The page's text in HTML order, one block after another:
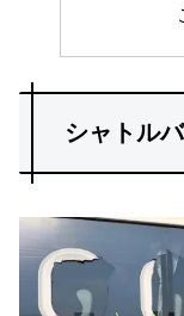
シャトル